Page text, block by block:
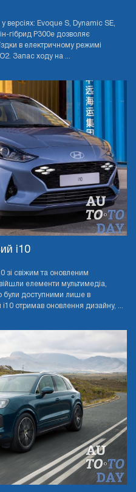
версіях: Evoque S, Dynamic SE,
гібрид P300e дозволяє
в електричному режимі
Запас ходу на ...
i10
зі свіжим та оновленим
елементи мультимедіа,
були доступними лише в
отримав оновлення дизайну, ...